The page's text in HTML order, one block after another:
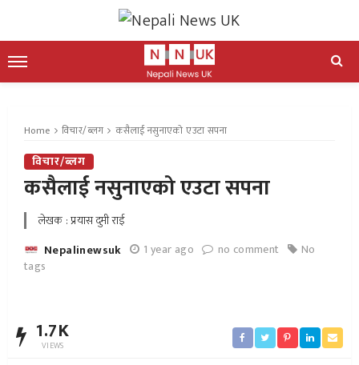
Home विचार/ब्लग कसैलाई नसुनाएको एउटा सपना
विचार/ब्लग
कसैलाई नसुनाएको एउटा सपना
लेखक : प्रयास दुमी राई
Nepalinewsuk
1 year ago no comment
No
tags
1.7K
VIEWS